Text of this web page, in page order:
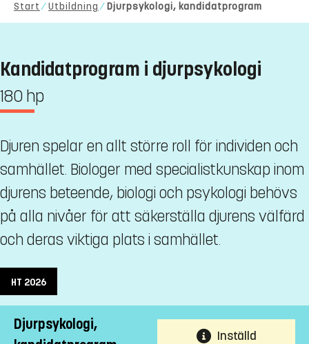
Start Utbildning Djurpsykologi, kandidatprogram
Kandidatprogram i djurpsykologi
180 hp
Djuren spelar en allt större roll för individen och
samhället. Biologer med specialistkunskap inom
djurens beteende, biologi och psykologi behövs
på alla nivåer för att säkerställa djurens välfärd
och deras viktiga plats i samhället.
HT 2026
Djurpsykologi,
Inställd